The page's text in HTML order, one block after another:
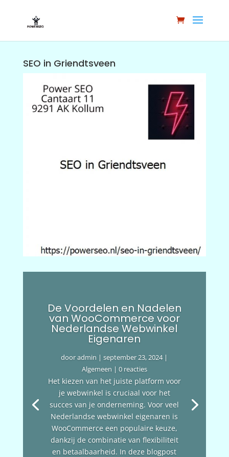
SEO in Griendtsveen
De Voordelen en Nadelen
van WooCommerce voor
Nederlandse Webwinkel
Eigenaren
dooradmin |september 23, 2024|
Algemeen | 0 reacties
Het kiezen van het juiste platform voor
je webwinkel is cruciaal voor het
succes van je onderneming. Voor veel
Nederlandse webwinkel eigenaren is
WooCommerce een populaire keuze,
dankzij de combinatie van flexibiliteit
en betaalbaarheid. In deze blogpost